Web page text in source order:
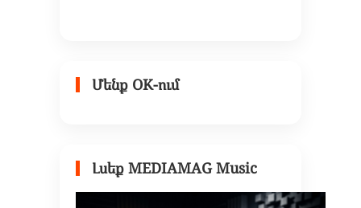
Մենք OK-ում
Լսեք MEDIAMAG Music